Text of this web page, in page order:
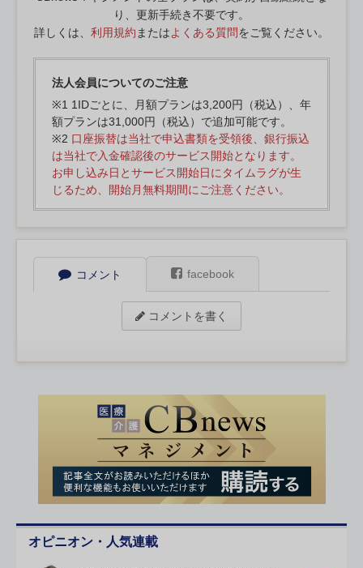
り、更新手続き不要です。
詳しくは、 利用規約 またはよくある質問をご覧ください。
法人会員についてのご注意
※1 1IDごとに、月額プランは3,200円（税込）、年
額プランは31,000円（税込）で追加可能です。
※2 口座振替は当社で申込書類を受領後、銀行振込
は当社で入金確認後のサービス開始となります。
お申し込み日とサービス開始日にタイムラグが生
じるため、開始月無料期間にご注意ください。
コメント facebook
コメントを書く
オピニオン・人気連載